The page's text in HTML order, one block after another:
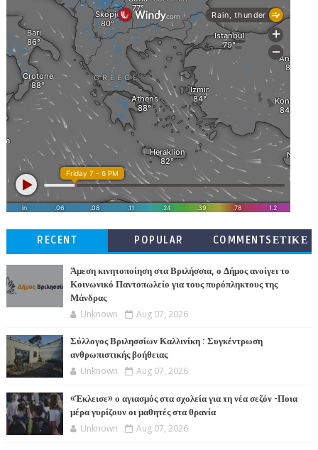
RECENT POPULAR
COMMENTSΕΤΙΚΕ
Άμεση κινητοποίηση στα Βριλήσσια, ο Δήμος ανοίγει το
Κοινωνικό Παντοπωλείο για τους πυρόπληκτους της
Μάνδρας
Unknown Aug 07, 2026
Σύλλογος Βριλησσίων Καλλινίκη : Συγκέντρωση
ανθρωπιστικής βοήθειας
Unknown Aug 07, 2026
«Έκλεισε» ο αγιασμός στα σχολεία για τη νέα σεζόν -Ποια
μέρα γυρίζουν οι μαθητές στα θρανία
Unknown Aug 07, 2026